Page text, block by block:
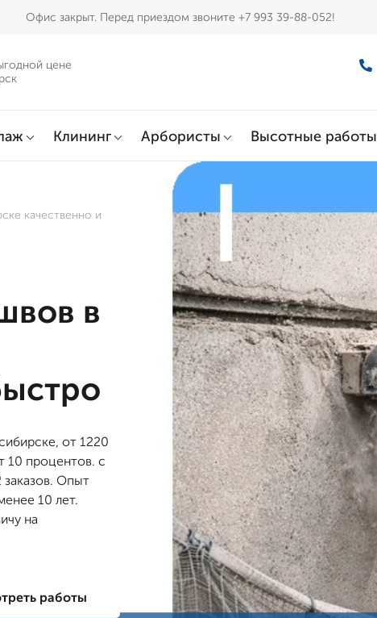
Офис закрыт. Перед приездом звоните +7 993 39-88-052!
цене
Клининг Арбористы Высотные работы
качественно и
в
от 1220
10 процентов. с
Опыт
10 лет.
на
работы